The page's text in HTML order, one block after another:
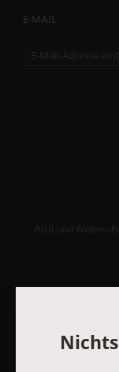
E-MAIL
AGB und